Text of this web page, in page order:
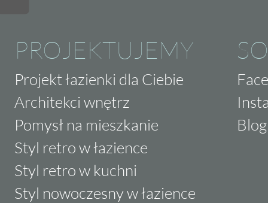
PROJEKTUJEMY
Projekt łazienki dla Ciebie
Architekci wnętrz
Pomysł na mieszkanie
Styl retro w łazience
Styl retro w kuchni
Styl nowoczesny w łazience
Blog